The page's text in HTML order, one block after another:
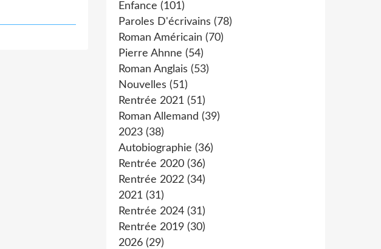
Enfance (101)
Paroles D'écrivains (78)
Roman Américain (70)
Pierre Ahnne (54)
Roman Anglais (53)
Nouvelles (51)
Rentrée 2021 (51)
Roman Allemand (39)
2023 (38)
Autobiographie (36)
Rentrée 2020 (36)
Rentrée 2022 (34)
2021 (31)
Rentrée 2024 (31)
Rentrée 2019 (30)
2026 (29)